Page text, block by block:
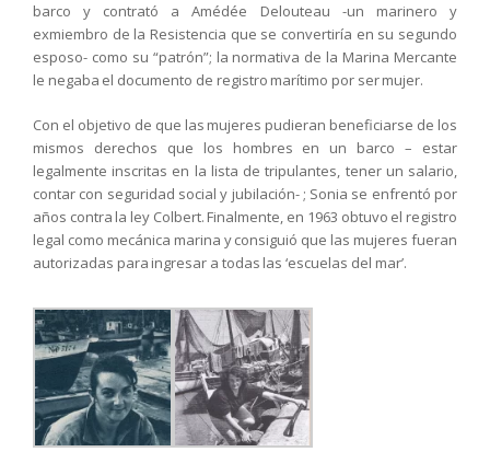
barco y contrató a Amédée Delouteau -un marinero y
exmiembro de la Resistencia que se convertiría en su segundo
esposo- como su “patrón”; la normativa de la Marina Mercante
le negaba el documento de registro marítimo por ser mujer.
Con el objetivo de que las mujeres pudieran beneficiarse de los
mismos derechos que los hombres en un barco – estar
legalmente inscritas en la lista de tripulantes, tener un salario,
contar con seguridad social y jubilación- ; Sonia se enfrentó por
años contra la ley Colbert. Finalmente, en 1963 obtuvo el registro
legal como mecánica marina y consiguió que las mujeres fueran
autorizadas para ingresar a todas las ‘escuelas del mar’.